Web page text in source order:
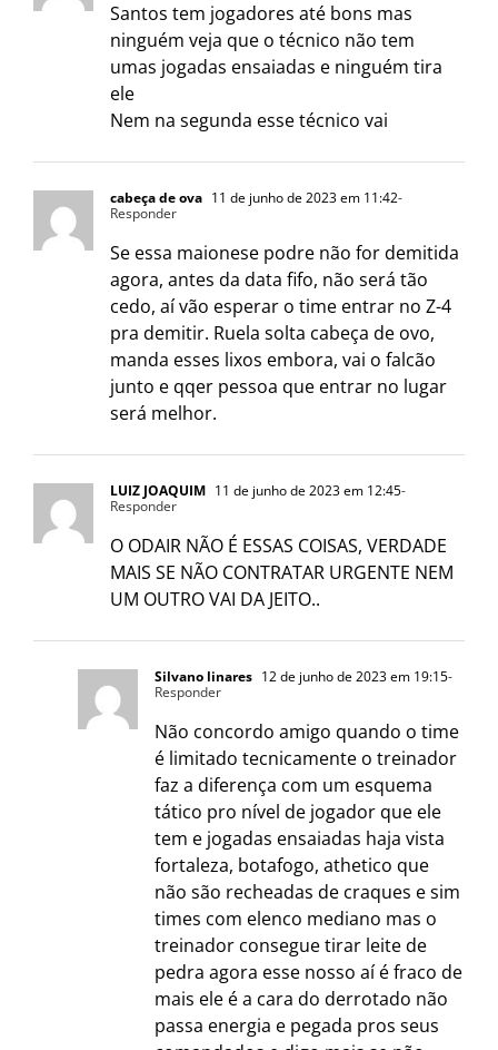
Santos tem jogadores até bons mas
ninguém veja que o técnico não tem
umas jogadas ensaiadas e ninguém tira
ele
Nem na segunda esse técnico vai
cabeça de ova 11 de junho de 2023 em 11:42-
Responder
Se essa maionese podre não for demitida
agora, antes da data fifo, não será tão
cedo, aí vão esperar o time entrar no Z-4
pra demitir. Ruela solta cabeça de ovo,
manda esses lixos embora, vai o falcão
junto e qqer pessoa que entrar no lugar
será melhor.
LUIZ JOAQUIM 11 de junho de 2023 em 12:45-
Responder
O ODAIR NÃO É ESSAS COISAS, VERDADE
MAIS SE NÃO CONTRATAR URGENTE NEM
UM OUTRO VAI DA JEITO..
Silvano linares 12 de junho de 2023 em 19:15-
Responder
Não concordo amigo quando o time
é limitado tecnicamente o treinador
faz a diferença com um esquema
tático pro nível de jogador que ele
tem e jogadas ensaiadas haja vista
fortaleza, botafogo, athetico que
não são recheadas de craques e sim
times com elenco mediano mas o
treinador consegue tirar leite de
pedra agora esse nosso aí é fraco de
mais ele é a cara do derrotado não
passa energia e pegada pros seus